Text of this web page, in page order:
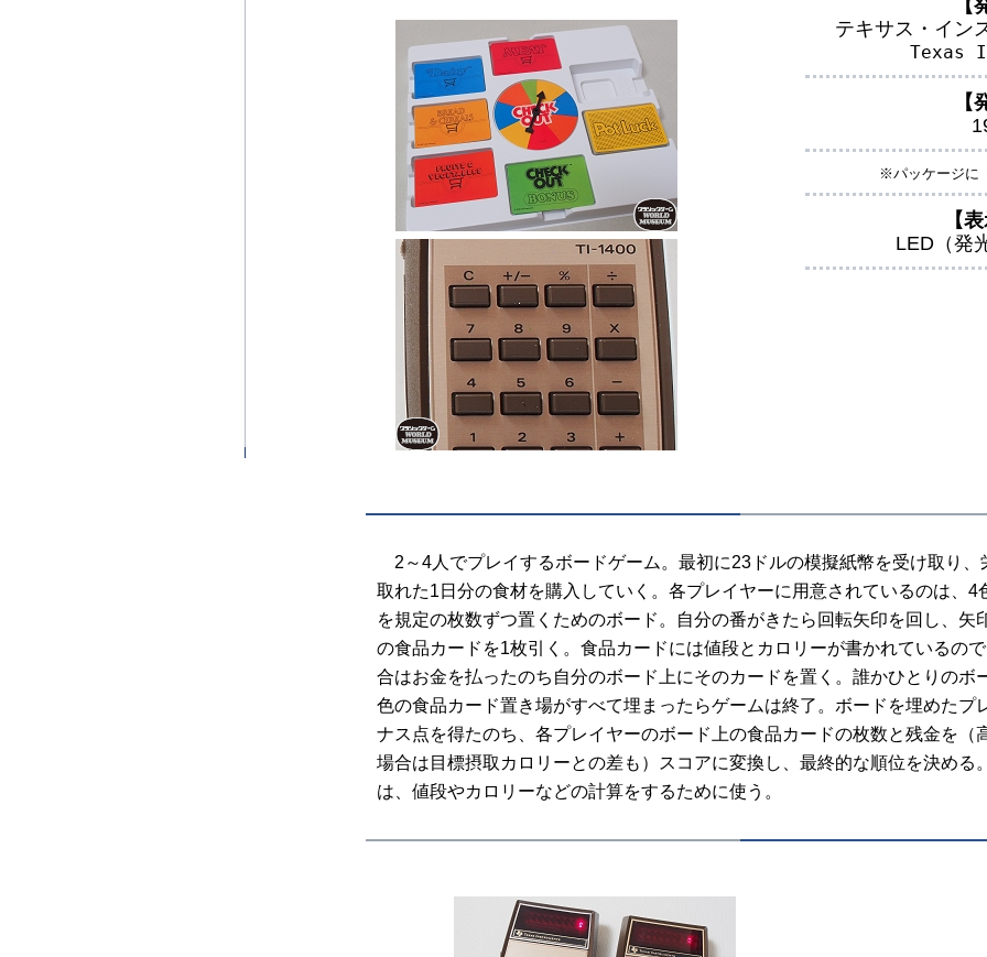
【
テキサス・イン
Texas
【
※パッケージに
【
LED（発
2～4人でプレイするボードゲーム。最初に23ドルの模擬紙幣を受け取り、
取れた1日分の食材を購入していく。各プレイヤーに用意されているのは、4
を規定の枚数ずつ置くためのボード。自分の番がきたら回転矢印を回し、矢
の食品カードを1枚引く。食品カードには値段とカロリーが書かれているの
合はお金を払ったのち自分のボード上にそのカードを置く。誰かひとりのボ
色の食品カード置き場がすべて埋まったらゲームは終了。ボードを埋めたプ
ナス点を得たのち、各プレイヤーのボード上の食品カードの枚数と残金を（
場合は目標摂取カロリーとの差も）スコアに変換し、最終的な順位を決める
は、値段やカロリーなどの計算をするために使う。